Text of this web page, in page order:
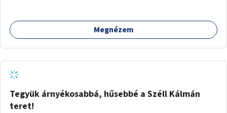
Megnézem
Tegyük árnyékosabbá, hűsebbé a Széll Kálmán
teret!